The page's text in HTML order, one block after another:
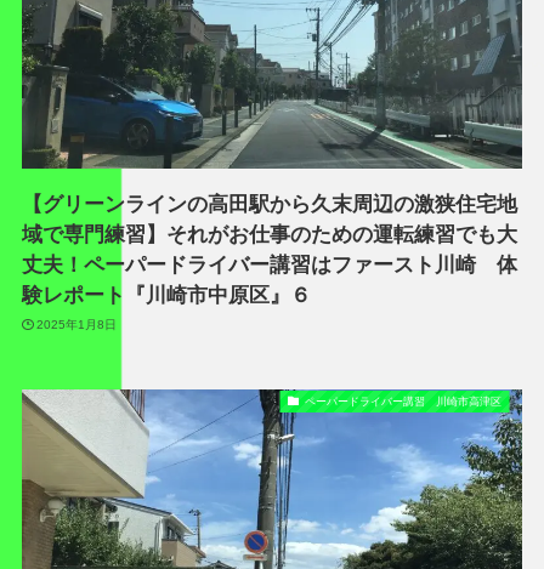
【グリーンラインの高田駅から久末周辺の激狭住宅地
域で専門練習】それがお仕事のための運転練習でも大
丈夫！ペーパードライバー講習はファースト川崎 体
験レポート『川崎市中原区』６
2025年1月8日
ペーパードライバー講習 川崎市高津区